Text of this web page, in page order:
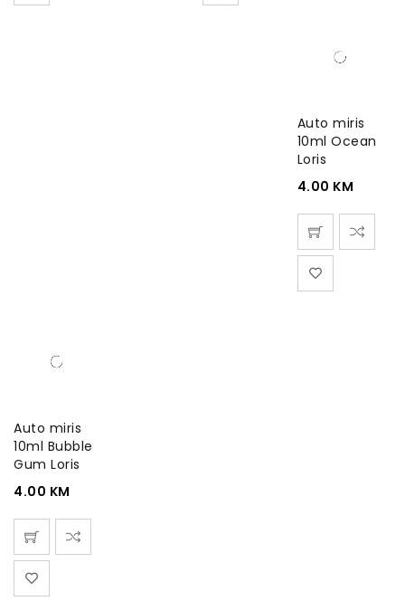
Auto miris
10ml Ocean
Loris
4.00 KM
Auto miris
10ml Bubble
Gum Loris
4.00 KM